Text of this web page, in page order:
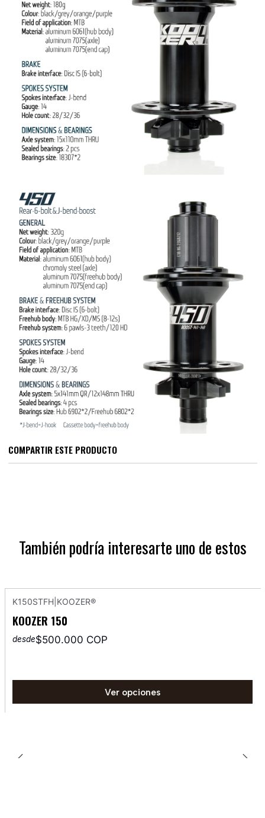
COMPARTIR ESTE PRODUCTO
También podría interesarte uno de estos
K150STFH KOOZER®
KOOZER 150
desde$500.000 COP
Ver opciones